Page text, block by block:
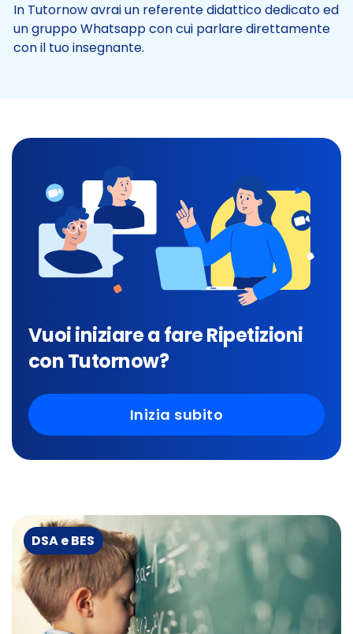
In Tutornow avrai un referente didattico dedicato ed
un gruppo Whatsapp con cui parlare direttamente
con il tuo insegnante.
Vuoi iniziare a fare Ripetizioni
con Tutornow?
Inizia subito
DSA e BES